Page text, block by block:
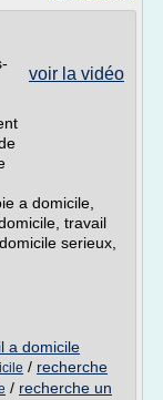
voir la vidéo
a domicile,
travail
serieux,
a domicile
/ recherche
/ recherche un